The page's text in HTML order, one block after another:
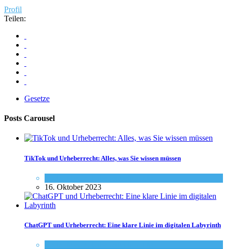
Profil
Teilen:
Gesetze
Posts Carousel
TikTok und Urheberrecht: Alles, was Sie wissen müssen
16. Oktober 2023
ChatGPT und Urheberrecht: Eine klare Linie im digitalen Labyrinth